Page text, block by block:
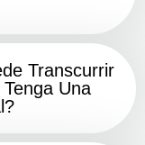
Transcurrir
Una